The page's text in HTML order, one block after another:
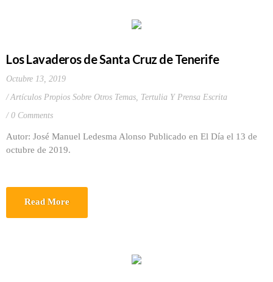
Los Lavaderos de Santa Cruz de Tenerife
Octubre 13, 2019
Artículos Propios Sobre Otros Temas, Tertulia Y Prensa Escrita
0 Comments
Autor: José Manuel Ledesma Alonso Publicado en El Día el 13 de
octubre de 2019.
Read More